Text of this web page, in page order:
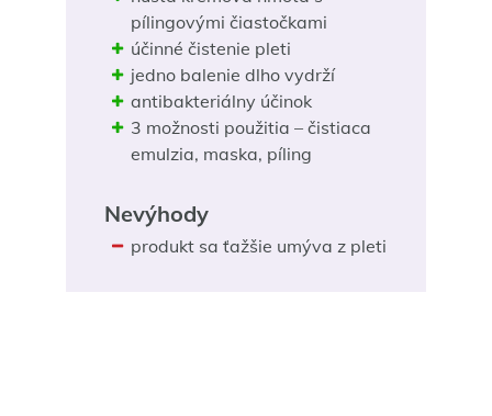
pílingovými čiastočkami
účinné čistenie pleti
jedno balenie dlho vydrží
antibakteriálny účinok
3 možnosti použitia – čistiaca
emulzia, maska, píling
Nevýhody
produkt sa ťažšie umýva z pleti